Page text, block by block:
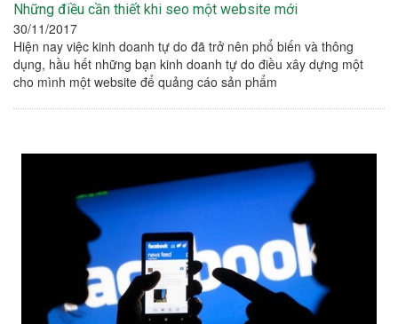
Những điều cần thiết khi seo một website mới
30/11/2017
Hiện nay việc kinh doanh tự do đã trở nên phổ biến và thông
dụng, hầu hết những bạn kinh doanh tự do điều xây dựng một
cho mình một website để quảng cáo sản phẩm